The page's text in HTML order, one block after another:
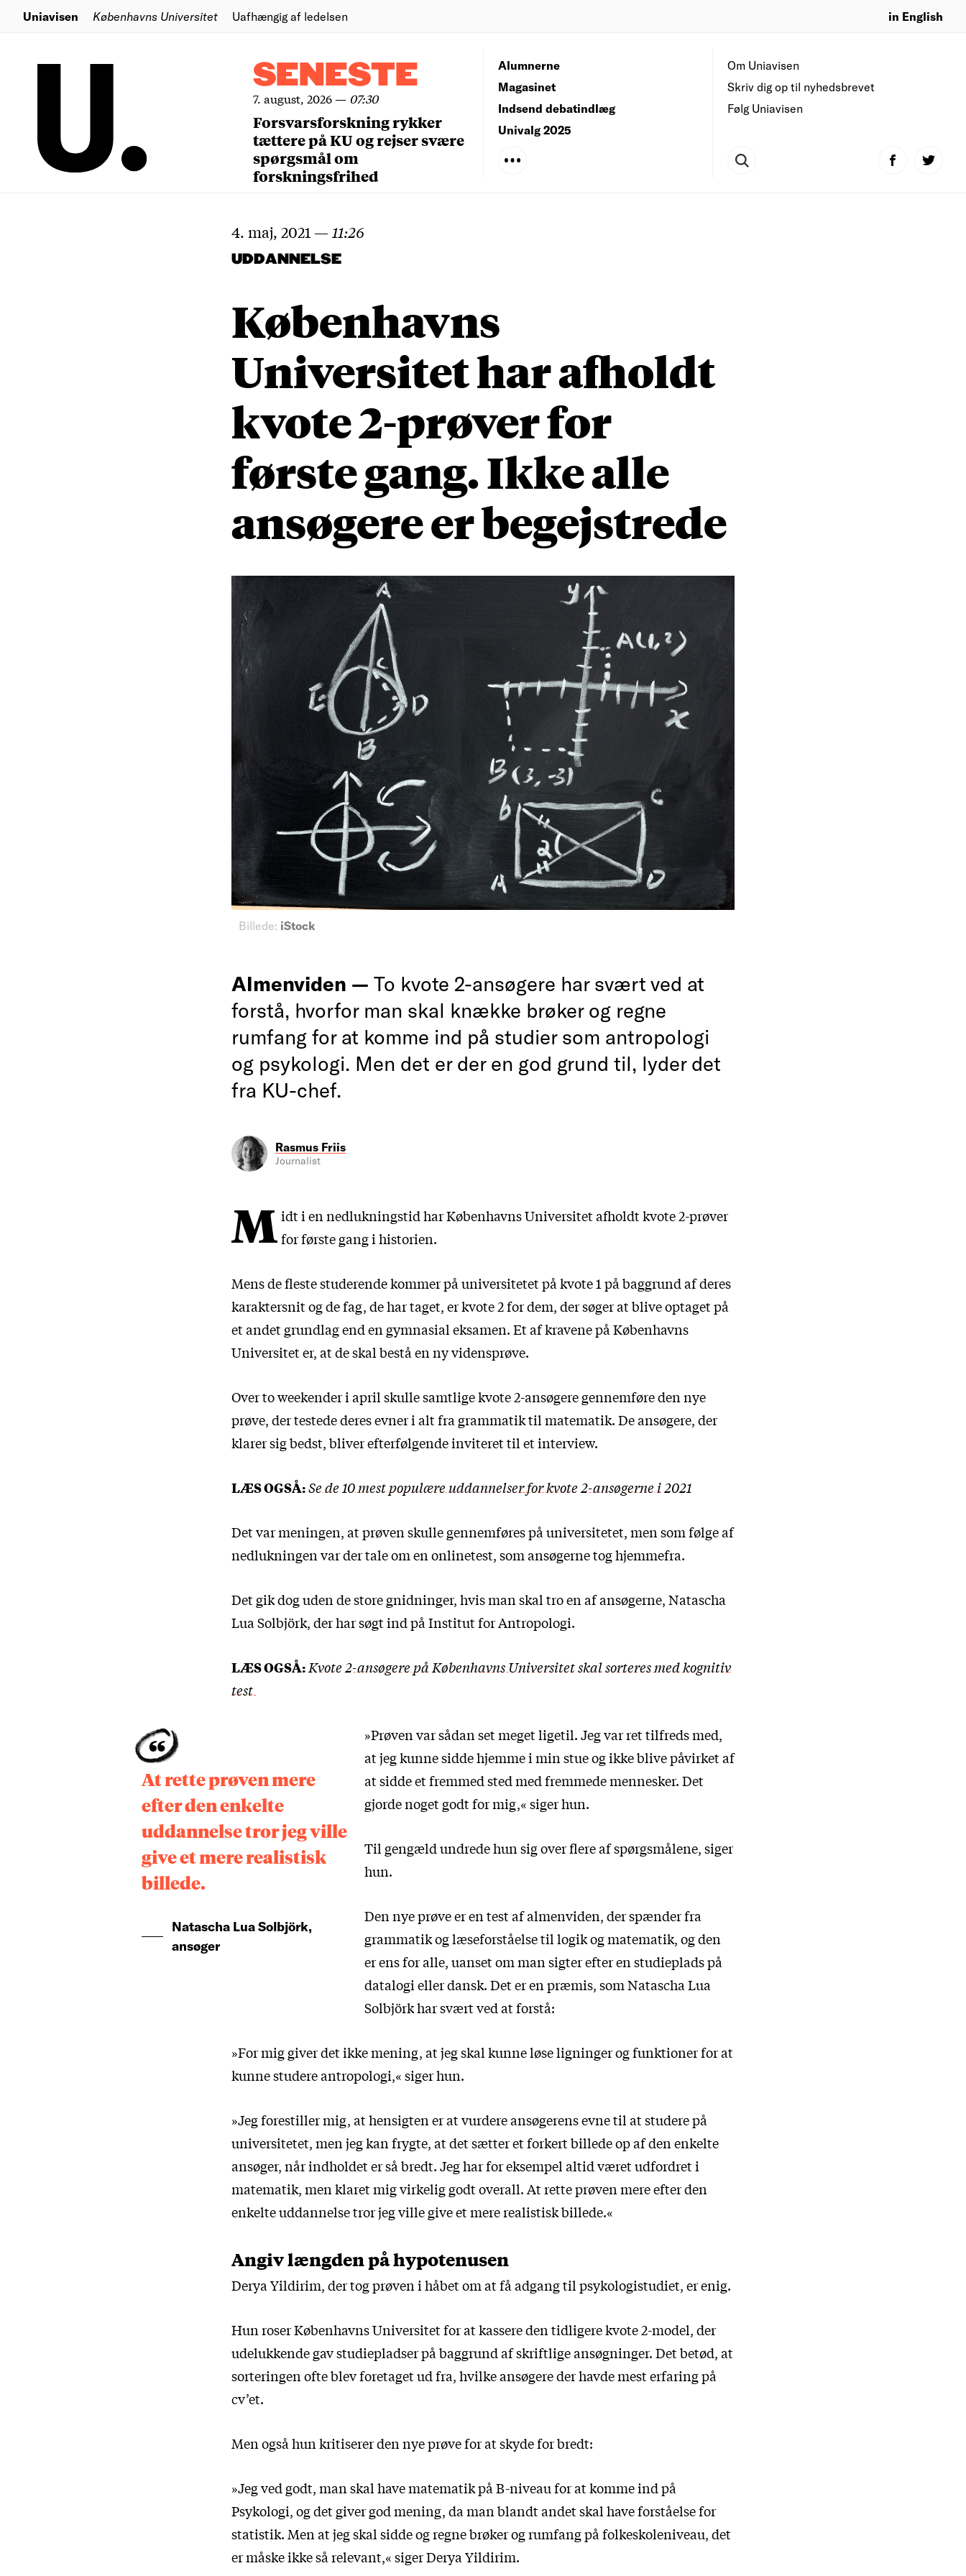
Uniavisen Københavns Universitet Uafhængig af ledelsen in English
SENESTE
7. august, 2026— 07:30
Forsvarsforskning rykker
tættere på KU og rejser svære
spørgsmål om
forskningsfrihed
Om Uniavisen
Skriv dig op til nyhedsbrevet
Følg Uniavisen
Alumnerne
Magasinet
Indsend debatindlæg
Univalg 2025
4. maj, 2021 — 11:26
UDDANNELSE
Københavns
Universitet har afholdt
kvote 2-prøver for
første gang. Ikke alle
ansøgere er begejstrede
Billede: iStock
Almenviden — To kvote 2-ansøgere har svært ved at
forstå, hvorfor man skal knække brøker og regne
rumfang for at komme ind på studier som antropologi
og psykologi. Men det er der en god grund til, lyder det
fra KU-chef.
Rasmus Friis
Journalist
Midt i en nedlukningstid har Københavns Universitet afholdt kvote 2-prøver
for første gang i historien.
Mens de fleste studerende kommer på universitetet på kvote 1 på baggrund af deres
karaktersnit og de fag, de har taget, er kvote 2 for dem, der søger at blive optaget på
et andet grundlag end en gymnasial eksamen. Et af kravene på Københavns
Universitet er, at de skal bestå en ny vidensprøve.
Over to weekender i april skulle samtlige kvote 2-ansøgere gennemføre den nye
prøve, der testede deres evner i alt fra grammatik til matematik. De ansøgere, der
klarer sig bedst, bliver efterfølgende inviteret til et interview.
LÆS OGSÅ:Se de 10 mest populære uddannelser for kvote 2-ansøgerne i 2021
Det var meningen, at prøven skulle gennemføres på universitetet, men som følge af
nedlukningen var der tale om en onlinetest, som ansøgerne tog hjemmefra.
Det gik dog uden de store gnidninger, hvis man skal tro en af ansøgerne, Natascha
Lua Solbjörk, der har søgt ind på Institut for Antropologi.
LÆS OGSÅ:Kvote 2-ansøgere på Københavns Universitet skal sorteres med kognitiv
test
At rette prøven mere
efter den enkelte
uddannelse tror jeg ville
give et mere realistisk
billede.
Natascha Lua Solbjörk,
ansøger
»Prøven var sådan set meget ligetil. Jeg var ret tilfreds med,
at jeg kunne sidde hjemme i min stue og ikke blive påvirket af
at sidde et fremmed sted med fremmede mennesker. Det
gjorde noget godt for mig,« siger hun.
Til gengæld undrede hun sig over flere af spørgsmålene, siger
hun.
Den nye prøve er en test af almenviden, der spænder fra
grammatik og læseforståelse til logik og matematik, og den
er ens for alle, uanset om man sigter efter en studieplads på
datalogi eller dansk. Det er en præmis, som Natascha Lua
Solbjörk har svært ved at forstå:
»For mig giver det ikke mening, at jeg skal kunne løse ligninger og funktioner for at
kunne studere antropologi,« siger hun.
»Jeg forestiller mig, at hensigten er at vurdere ansøgerens evne til at studere på
universitetet, men jeg kan frygte, at det sætter et forkert billede op af den enkelte
ansøger, når indholdet er så bredt. Jeg har for eksempel altid været udfordret i
matematik, men klaret mig virkelig godt overall. At rette prøven mere efter den
enkelte uddannelse tror jeg ville give et mere realistisk billede.«
Angiv længden på hypotenusen
Derya Yildirim, der tog prøven i håbet om at få adgang til psykologistudiet, er enig.
Hun roser Københavns Universitet for at kassere den tidligere kvote 2-model, der
udelukkende gav studiepladser på baggrund af skriftlige ansøgninger. Det betød, at
sorteringen ofte blev foretaget ud fra, hvilke ansøgere der havde mest erfaring på
cv’et.
Men også hun kritiserer den nye prøve for at skyde for bredt:
»Jeg ved godt, man skal have matematik på B-niveau for at komme ind på
Psykologi, og det giver god mening, da man blandt andet skal have forståelse for
statistik. Men at jeg skal sidde og regne brøker og rumfang på folkeskoleniveau, det
er måske ikke så relevant,« siger Derya Yildirim.